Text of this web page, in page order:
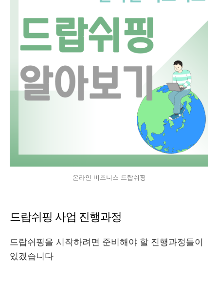
온라인 비즈니스 드랍쉬핑
드랍쉬핑 사업 진행과정
드랍쉬핑을 시작하려면 준비해야 할 진행과정들이
있겠습니다